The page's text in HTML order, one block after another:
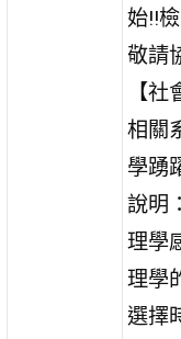
始!!
敬請
【
相關
學踴
說明
理學
理學
選擇